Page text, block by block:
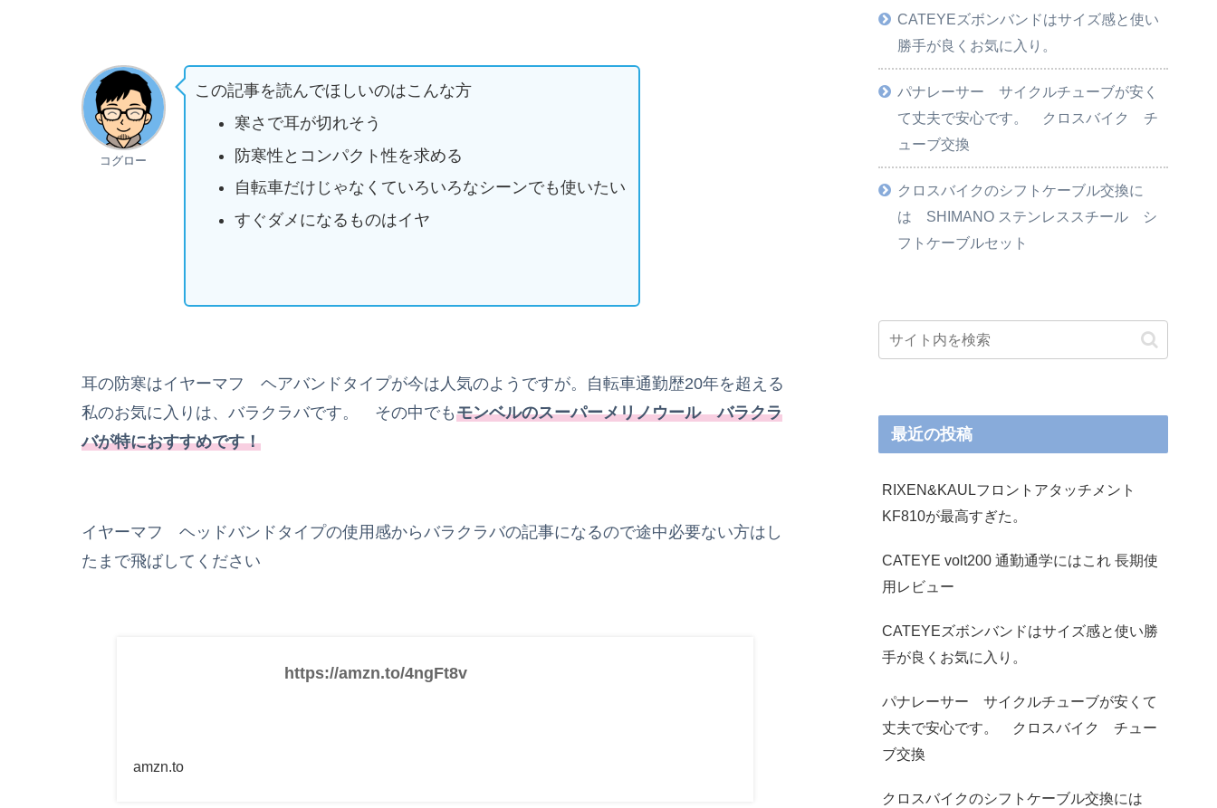
コグロー
この記事を読んでほしいのはこんな方
寒さで耳が切れそう
防寒性とコンパクト性を求める
自転車だけじゃなくていろいろなシーンでも使いたい
すぐダメになるものはイヤ
耳の防寒はイヤーマフ ヘアバンドタイプが今は人気のようですが。自転車通勤歴20年を超える
私のお気に入りは、バラクラバです。 その中でもモンベルのスーパーメリノウール バラクラ
バが特におすすめです！
イヤーマフ ヘッドバンドタイプの使用感からバラクラバの記事になるので途中必要ない方はし
たまで飛ばしてください
https://amzn.to/4ngFt8v
amzn.to
CATEYEズボンバンドはサイズ感と使い
勝手が良くお気に入り。
パナレーサー サイクルチューブが安く
て丈夫で安心です。 クロスバイク チ
ューブ交換
クロスバイクのシフトケーブル交換に
は SHIMANO ステンレススチール シ
フトケーブルセット
最近の投稿
RIXEN&KAULフロントアタッチメント
KF810が最高すぎた。
CATEYE volt200 通勤通学にはこれ 長期使
用レビュー
CATEYEズボンバンドはサイズ感と使い勝
手が良くお気に入り。
パナレーサー サイクルチューブが安くて
丈夫で安心です。 クロスバイク チュー
ブ交換
クロスバイクのシフトケーブル交換には